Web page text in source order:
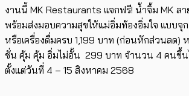
งานนี้ MK Restaurants แจกฟรี! น้ำจิ้ม MK ลา
พร้อมส่งมอบความสุขให้แม่อิ่มท้องอิ่มใจ แบบจุ
หรือเครื่องดื่มครบ 1,199 บาท (ก่อนหักส่วนลด)
ชั่น คุ้ม คุ้ม อิ่มไม่อั้น 299 บาท จำนวน 4 คนขึ้น
ตั้งแต่วันที่ 4 – 15 สิงหาคม 2568